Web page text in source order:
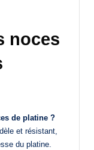
noces
de platine ?
et résistant,
du platine.